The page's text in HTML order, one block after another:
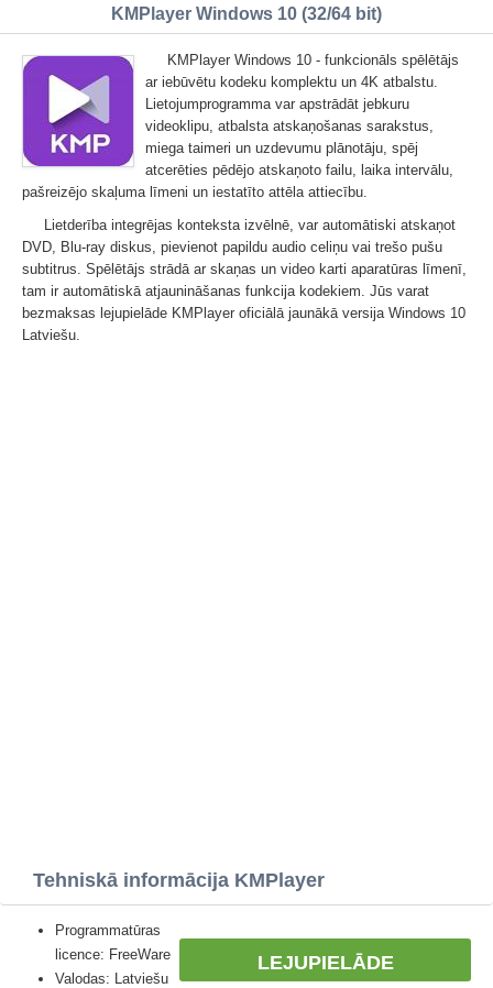
KMPlayer Windows 10 (32/64 bit)
KMPlayer Windows 10 - funkcionāls spēlētājs
ar iebūvētu kodeku komplektu un 4K atbalstu.
Lietojumprogramma var apstrādāt jebkuru
videoklipu, atbalsta atskaņošanas sarakstus,
miega taimeri un uzdevumu plānotāju, spēj
atcerēties pēdējo atskaņoto failu, laika intervālu,
pašreizējo skaļuma līmeni un iestatīto attēla attiecību.
Lietderība integrējas konteksta izvēlnē, var automātiski atskaņot
DVD, Blu-ray diskus, pievienot papildu audio celiņu vai trešo pušu
subtitrus. Spēlētājs strādā ar skaņas un video karti aparatūras līmenī,
tam ir automātiskā atjaunināšanas funkcija kodekiem. Jūs varat
bezmaksas lejupielāde KMPlayer oficiālā jaunākā versija Windows 10
Latviešu.
Tehniskā informācija KMPlayer
LEJUPIELĀDE
Programmatūras
licence: FreeWare
Valodas: Latviešu